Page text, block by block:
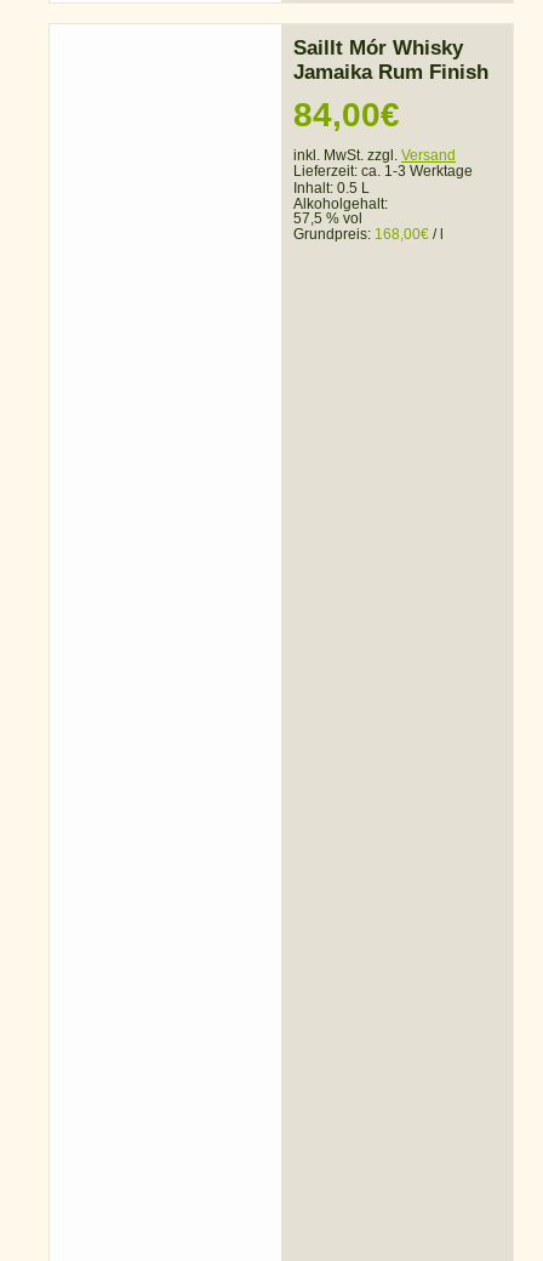
Saillt Mór Whisky
Jamaika Rum Finish
84,00€
inkl. MwSt. zzgl. Versand
Lieferzeit: ca. 1-3 Werktage
Inhalt: 0.5 L
Alkoholgehalt:
57,5 % vol
Grundpreis: 168,00€ /